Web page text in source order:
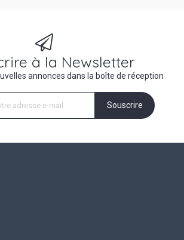
à la Newsletter
annonces dans la boîte de réception
Souscrire